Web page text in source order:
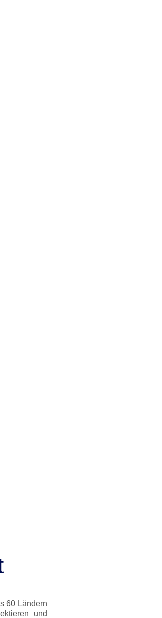
60 Ländern
und